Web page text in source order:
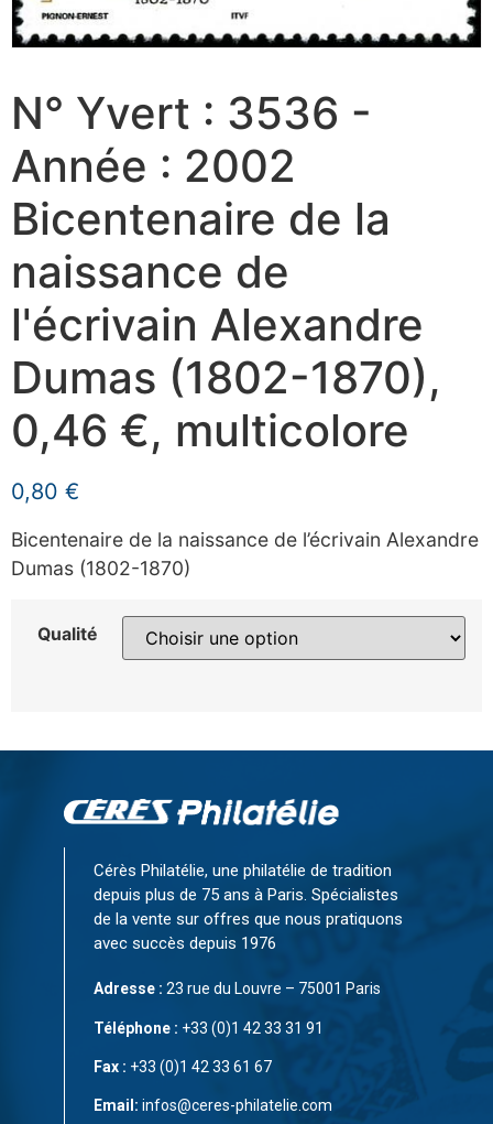
N° Yvert : 3536 -
Année : 2002
Bicentenaire de la
naissance de
l'écrivain Alexandre
Dumas (1802-1870),
0,46 €, multicolore
0,80 €
Bicentenaire de la naissance de l’écrivain Alexandre
Dumas (1802-1870)
Qualité
Cérès Philatélie, une philatélie de tradition
depuis plus de 75 ans à Paris. Spécialistes
de la vente sur offres que nous pratiquons
avec succès depuis 1976
Adresse : 23 rue du Louvre – 75001 Paris
Téléphone : +33 (0)1 42 33 31 91
Fax : +33 (0)1 42 33 61 67
Email: infos@ceres-philatelie.com